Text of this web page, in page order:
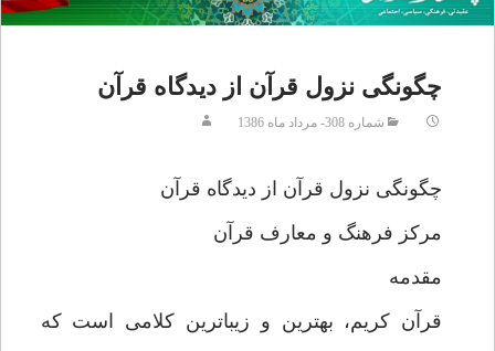
چگونگى نزول قرآن از ديدگاه قرآن
شماره 308- مرداد ماه 1386
چگونگى نزول قرآن از ديدگاه قرآن‏
مركز فرهنگ و معارف قرآن‏
مقدمه
قرآن كريم، بهترين و زيباترين كلامى است كه